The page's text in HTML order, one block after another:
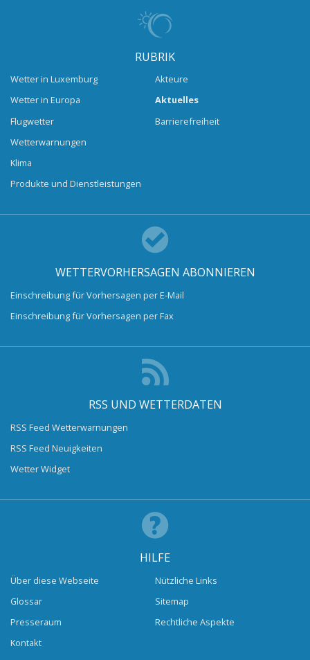
RUBRIK
Wetter in Luxemburg
Wetter in Europa
Flugwetter
Wetterwarnungen
Klima
Produkte und Dienstleistungen
Akteure
Aktuelles
Barrierefreiheit
WETTERVORHERSAGEN ABONNIEREN
Einschreibung für Vorhersagen per E-Mail
Einschreibung für Vorhersagen per Fax
RSS UND WETTERDATEN
RSS Feed Wetterwarnungen
RSS Feed Neuigkeiten
Wetter Widget
HILFE
Über diese Webseite
Glossar
Presseraum
Kontakt
Nützliche Links
Sitemap
Rechtliche Aspekte